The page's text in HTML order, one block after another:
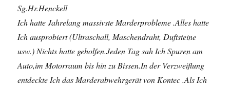
Sg.Hr.Henckell
Ich hatte Jahrelang massivste Marderprobleme .Alles hatte
Ich ausprobiert (Ultraschall, Maschendraht, Duftsteine
usw.) Nichts hatte geholfen.Jeden Tag sah Ich Spuren am
Auto,im Motorraum bis hin zu Bissen.In der Verzweiflung
entdeckte Ich das Marderabwehrgerät von Kontec .Als Ich